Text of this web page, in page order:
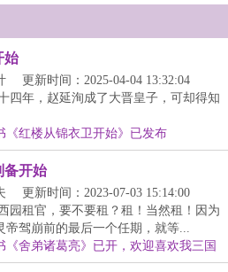
始
更新时间：2025-04-04 13:32:04
四年，赵延洵成了大晋皇子，可却得知
《红楼从锦衣卫开始》已发布
备开始
更新时间：2023-07-03 15:14:00
园租官，要不要租？租！当然租！因为
帝驾崩前的最后一个任期，就等...
《舍弟诸葛亮》已开，欢迎喜欢我三国